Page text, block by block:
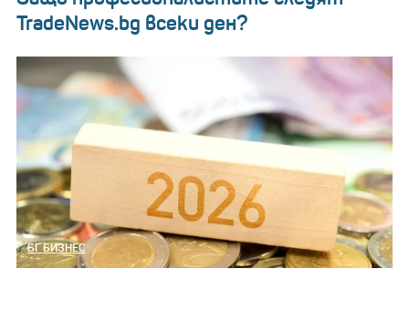
TradeNews.bg всеки ден?
БГ БИЗНЕС